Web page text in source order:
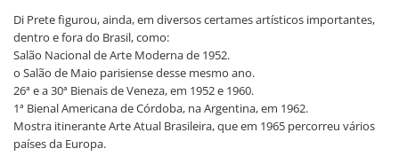
Di Prete figurou, ainda, em diversos certames artísticos importantes,
dentro e fora do Brasil, como:
Salão Nacional de Arte Moderna de 1952.
o Salão de Maio parisiense desse mesmo ano.
26ª e a 30ª Bienais de Veneza, em 1952 e 1960.
1ª Bienal Americana de Córdoba, na Argentina, em 1962.
Mostra itinerante Arte Atual Brasileira, que em 1965 percorreu vários
países da Europa.